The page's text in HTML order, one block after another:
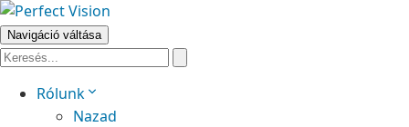
Navigáció váltása
Rólunk
Nazad